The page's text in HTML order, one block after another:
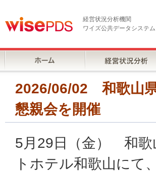
経営状況分析機関
ワイズ公共データシステム
2026/06/02 和歌山
懇親会を開催
5月29日（金） 和歌
トホテル和歌山にて